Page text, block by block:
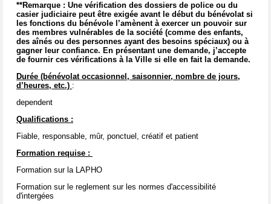
**Remarque : Une vérification des dossiers de police ou du
casier judiciaire peut être exigée avant le début du bénévolat si
les fonctions du bénévole l’amènent à exercer un pouvoir sur
des membres vulnérables de la société (comme des enfants,
des aînés ou des personnes ayant des besoins spéciaux) ou à
gagner leur confiance. En présentant une demande, j’accepte
de fournir ces vérifications à la Ville si elle en fait la demande.
Durée (bénévolat occasionnel, saisonnier, nombre de jours,
d’heures, etc.) :
dependent
Qualifications :
Fiable, responsable, mûr, ponctuel, créatif et patient
Formation requise :
Formation sur la LAPHO
Formation sur le reglement sur les normes d'accessibilité
d'intergées